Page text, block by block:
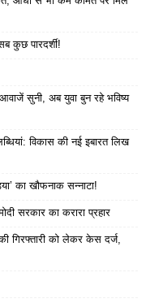
कुछ पारदर्शी!
सुनी, अब युवा बुन रहे भविष्य
विकास की नई इबारत लिख
का खौफनाक सन्नाटा!
सरकार का करारा प्रहार
गिरफ्तारी को लेकर केस दर्ज,